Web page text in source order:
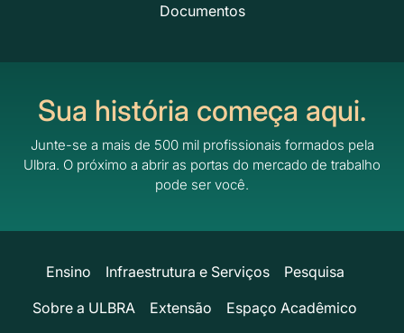
Documentos
Sua história começa aqui.
Junte-se a mais de 500 mil profissionais formados pela
Ulbra. O próximo a abrir as portas do mercado de trabalho
pode ser você.
Ensino Infraestrutura e Serviços
Pesquisa
Sobre a ULBRA
Extensão
Espaço Acadêmico